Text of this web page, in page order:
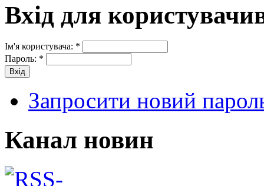
Вхід для
Ім'я користувача: *
Пароль: *
Запросити новий
Канал новин